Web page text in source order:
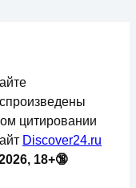
цитировании
Discover24.ru
18+🔞